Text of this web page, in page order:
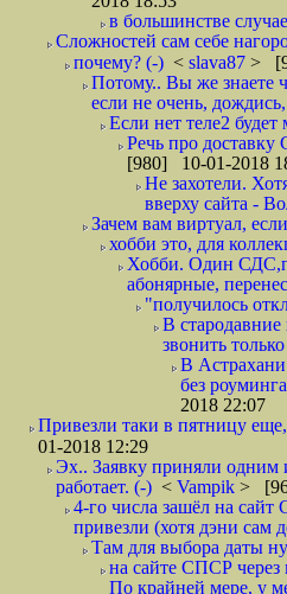
в большинстве
Сложностей сам себе
почему? (-) < slava87 >
Потому.. Вы же знаете
если не очень,
Если нет теле2
Речь про
[980] 10-01-2018
Не захотели.
вверху сайта -
Зачем вам виртуал,
хобби это, для
Хобби. Один
абонярные,
"получилось
В
звонить
В
без
2018 22:07
Привезли таки в пятницу
01-2018 12:29
Эх.. Заявку приняли одним
работает. (-) < Vampik >
4-го числа зашёл на
привезли (хотя дэни сам
Там для выбора даты
на сайте СПСР через
По крайней мере, у